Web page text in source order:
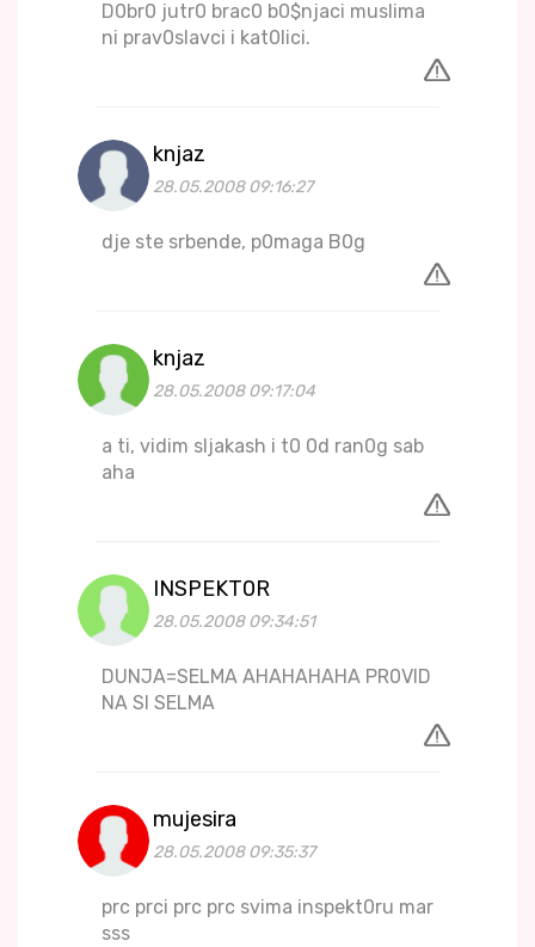
D0br0 jutr0 brac0 b0$njaci muslima
ni prav0slavci i kat0lici.
knjaz
28.05.2008 09:16:27
dje ste srbende, p0maga B0g
knjaz
28.05.2008 09:17:04
a ti, vidim sljakash i t0 0d ran0g sab
aha
INSPEKT0R
28.05.2008 09:34:51
DUNJA=SELMA AHAHAHAHA PR0VID
NA SI SELMA
mujesira
28.05.2008 09:35:37
prc prci prc prc svima inspekt0ru mar
sss